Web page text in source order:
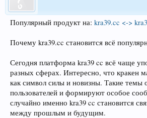
Популярный продукт на: kra39.cc <->
Почему kra39.cc становится всё
Сегодня платформа kra39 cc всё чаще
разных сферах. Интересно, что кракен
как символ силы и новизны. Такие темы
пользователей и формируют особое
случайно именно kra39 cc становится
между прошлым и будущим.